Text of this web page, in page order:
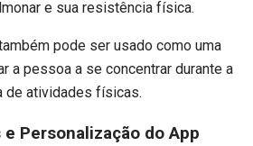
e sua resistência física.
pode ser usado como uma
a pessoa a se concentrar durante a
de atividades físicas.
e Personalização do App